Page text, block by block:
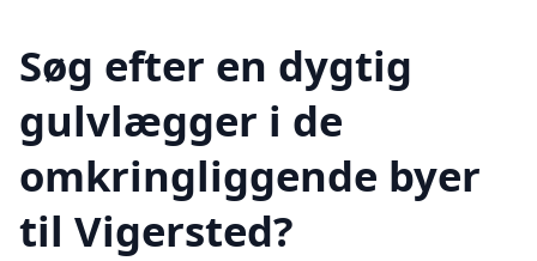
Søg efter en dygtig
gulvlægger i de
omkringliggende byer
til Vigersted?